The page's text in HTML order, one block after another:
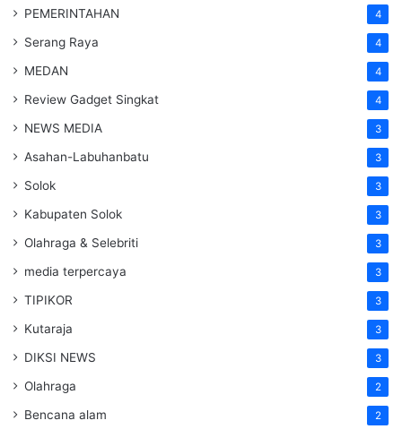
PEMERINTAHAN 4
Serang Raya 4
MEDAN 4
Review Gadget Singkat 4
NEWS MEDIA 3
Asahan-Labuhanbatu 3
Solok 3
Kabupaten Solok 3
Olahraga & Selebriti 3
media terpercaya 3
TIPIKOR 3
Kutaraja 3
DIKSI NEWS 3
Olahraga 2
Bencana alam 2